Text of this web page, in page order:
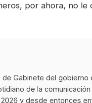
por ahora, no le
Gabinete del gobierno
de la
y desde entonces